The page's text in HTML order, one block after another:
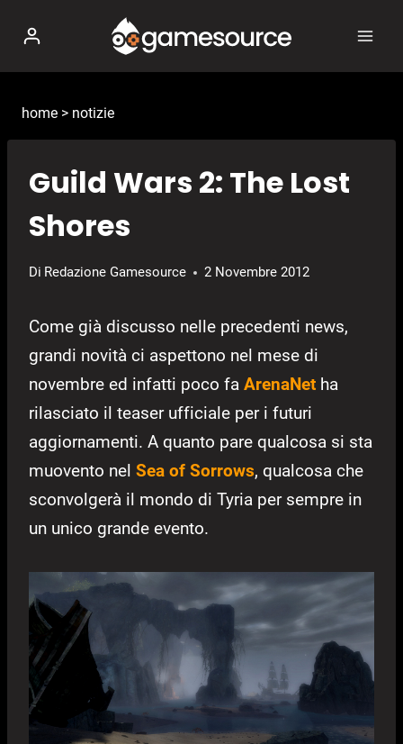
contenuto
home > notizie
Guild Wars 2: The Lost
Shores
Di Redazione Gamesource 2 Novembre 2012
Come già discusso nelle precedenti news,
grandi novità ci aspettono nel mese di
novembre ed infatti poco fa ArenaNet ha
rilasciato il teaser ufficiale per i futuri
aggiornamenti. A quanto pare qualcosa si sta
muovento nel Sea of Sorrows, qualcosa che
sconvolgerà il mondo di Tyria per sempre in
un unico grande evento.